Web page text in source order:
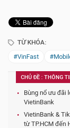
TỪ KHÓA:
#VinFast
CHỦ ĐỀ : THÔNG
Bùng nổ ưu đãi
VietinBank
VietinBank &
từ TP.HCM đến